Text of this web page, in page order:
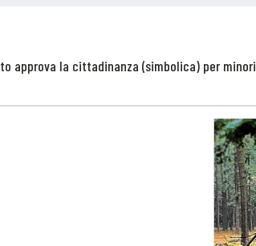
approva la cittadinanza (simbolica) per